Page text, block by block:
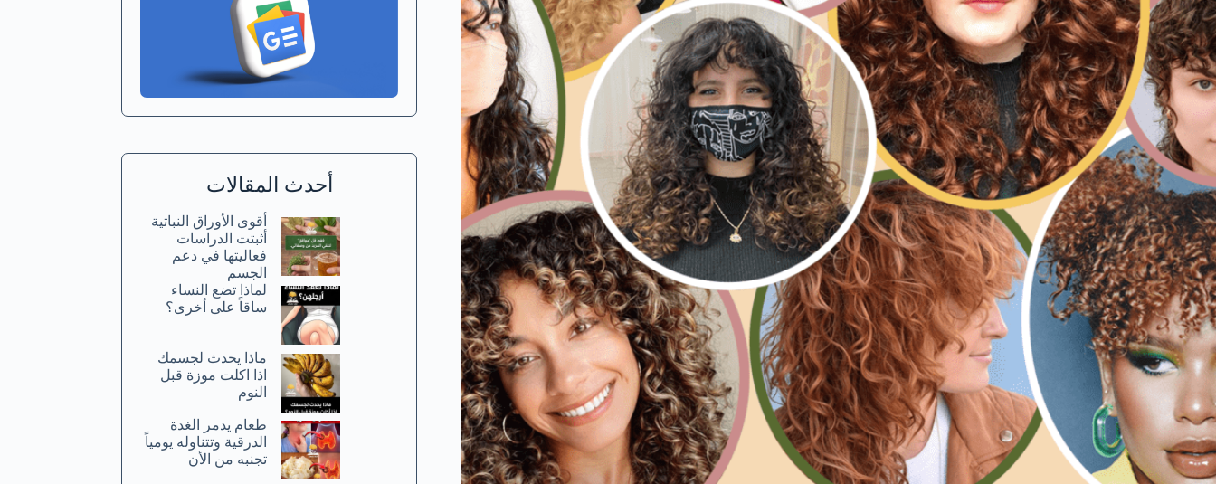
أحدث المقالات
أقوى الأوراق النباتية
أثبتت الدراسات
فعاليتها في دعم
الجسم
لماذا تضع النساء
ساقاً على أخرى؟
ماذا يحدث لجسمك
اذا اكلت موزة قبل
النوم
طعام يدمر الغدة
الدرقية وتتناوله يومياً
تجنبه من الأن